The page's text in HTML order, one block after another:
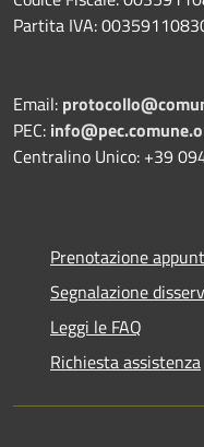
Partita IVA:
Email:
PEC:
Centralino Unico: +39
Prenotazione
Segnalazione
Leggi le FAQ
Richiesta assistenza